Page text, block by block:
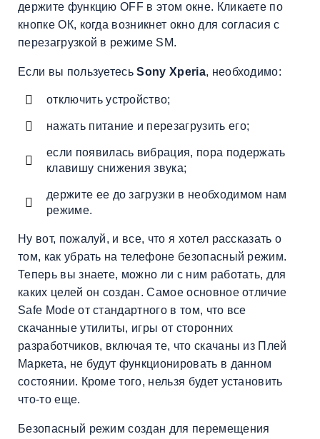
держите функцию OFF в этом окне. Кликаете по
кнопке ОК, когда возникнет окно для согласия с
перезагрузкой в режиме SM.
Если вы пользуетесьSony Xperia, необходимо:
отключить устройство;
нажать питание и перезагрузить его;
если появилась вибрация, пора подержать
клавишу снижения звука;
держите ее до загрузки в необходимом нам
режиме.
Ну вот, пожалуй, и все, что я хотел рассказать о
том, как убрать на телефоне безопасный режим.
Теперь вы знаете, можно ли с ним работать, для
каких целей он создан. Самое основное отличие
Safe Mode от стандартного в том, что все
скачанные утилиты, игры от сторонних
разработчиков, включая те, что скачаны из Плей
Маркета, не будут функционировать в данном
состоянии. Кроме того, нельзя будет установить
что-то еще.
Безопасный режим создан для перемещения